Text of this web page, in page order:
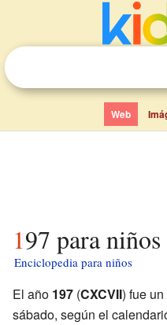
Web
197 para niños
Enciclopedia para niños
El año 197 (CXCVII) fue
sábado, según el